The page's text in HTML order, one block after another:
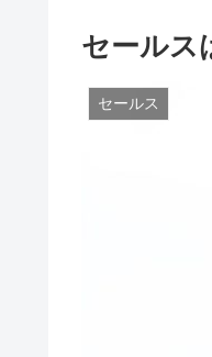
セールス
セールス